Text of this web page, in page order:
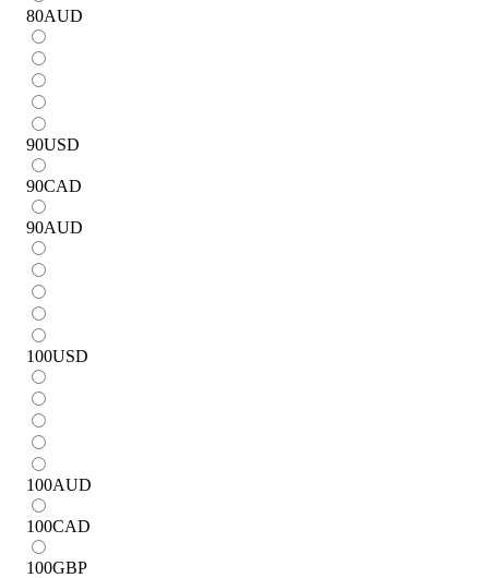
80AUD
90USD
90CAD
90AUD
100USD
100AUD
100CAD
100GBP